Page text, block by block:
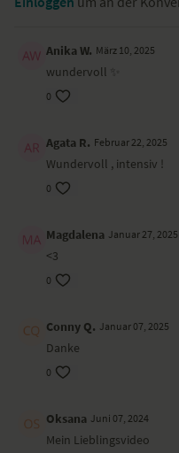
Anika W. März 10, 2025
wundervoll ✨
0
Agata R. Februar 22, 2025
Wundervoll , intensiv !
0
Magdalena Januar 27, 2025
<3
0
Conny Q. Januar 07, 2025
Danke
0
Oksana Juni 07, 2024
Mein Lieblingsvideo